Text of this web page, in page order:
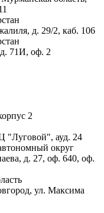
д. 29/2, каб. 106
71И, оф. 2
2
"Луговой", ауд. 24
округ
д. 27, оф. 640, оф.
ул. Максима